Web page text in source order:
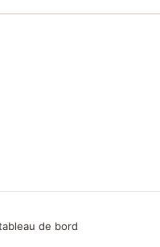
de bord